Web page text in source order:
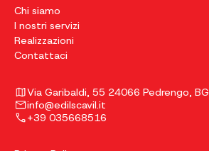
Chi siamo
I nostri servizi
Realizzazioni
Contattaci
Via Garibaldi, 55 24066 Pedrengo, BG
info@edilscavil.it
+39 035668516